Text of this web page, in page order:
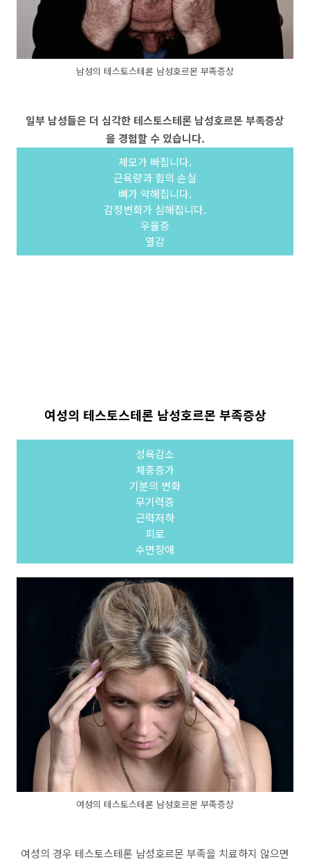
남성의 테스토스테론 남성호르몬 부족증상
일부 남성들은 더 심각한 테스토스테론 남성호르몬 부족증상
을 경험할 수 있습니다.
체모가 빠집니다.
근육량과 힘의 손실
뼈가 약해집니다.
감정변화가 심해집니다.
우울증
열감
여성의 테스토스테론 남성호르몬 부족증상
성욕감소
체중증가
기분의 변화
무기력증
근력저하
피로
수면장애
여성의 테스토스테론 남성호르몬 부족증상
여성의 경우 테스토스테론 남성호르몬 부족을 치료하지 않으면